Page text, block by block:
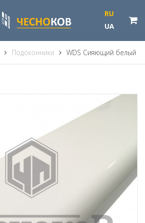
RU
UA
Подоконники WDS Сияющий белый